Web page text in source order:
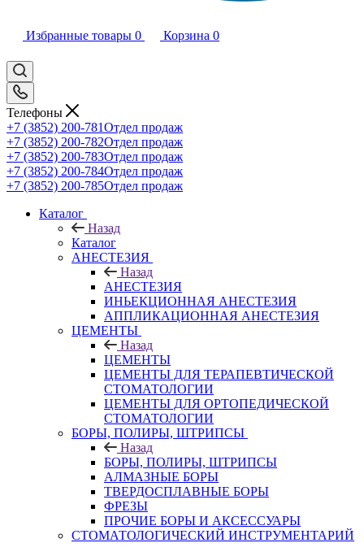
Избранные товары 0 Корзина 0
Телефоны
+7 (3852) 200-781Отдел продаж
+7 (3852) 200-782Отдел продаж
+7 (3852) 200-783Отдел продаж
+7 (3852) 200-784Отдел продаж
+7 (3852) 200-785Отдел продаж
Каталог
Назад
Каталог
АНЕСТЕЗИЯ
Назад
АНЕСТЕЗИЯ
ИНЬЕКЦИОННАЯ АНЕСТЕЗИЯ
АППЛИКАЦИОННАЯ АНЕСТЕЗИЯ
ЦЕМЕНТЫ
Назад
ЦЕМЕНТЫ
ЦЕМЕНТЫ ДЛЯ ТЕРАПЕВТИЧЕСКОЙ
СТОМАТОЛОГИИ
ЦЕМЕНТЫ ДЛЯ ОРТОПЕДИЧЕСКОЙ
СТОМАТОЛОГИИ
БОРЫ, ПОЛИРЫ, ШТРИПСЫ
Назад
БОРЫ, ПОЛИРЫ, ШТРИПСЫ
АЛМАЗНЫЕ БОРЫ
ТВЕРДОСПЛАВНЫЕ БОРЫ
ФРЕЗЫ
ПРОЧИЕ БОРЫ И АКСЕССУАРЫ
СТОМАТОЛОГИЧЕСКИЙ ИНСТРУМЕНТАРИЙ